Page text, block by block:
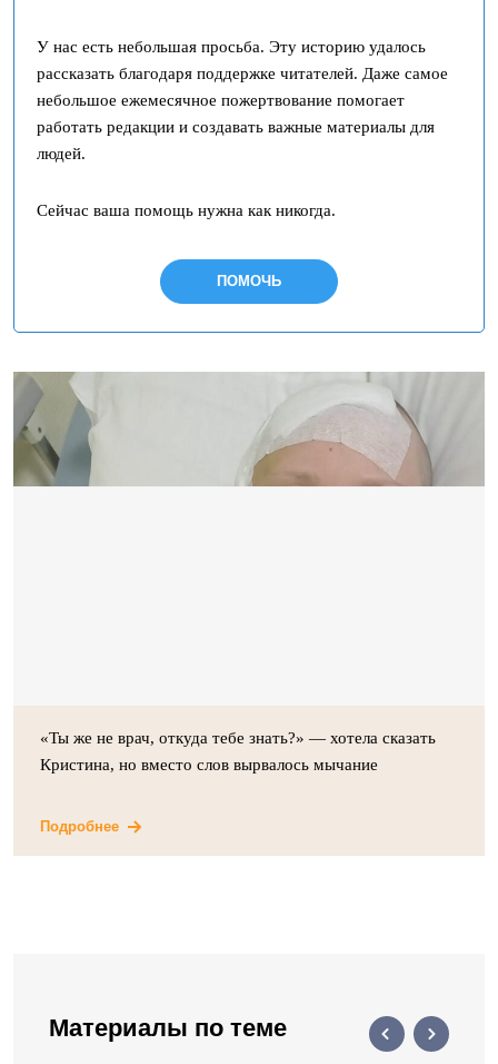
У нас есть небольшая просьба. Эту историю удалось
рассказать благодаря поддержке читателей. Даже самое
небольшое ежемесячное пожертвование помогает
работать редакции и создавать важные материалы для
людей.
Сейчас ваша помощь нужна как никогда.
ПОМОЧЬ
«Ты же не врач, откуда тебе знать?» — хотела сказать
Кристина, но вместо слов вырвалось мычание
Подробнее
Материалы по теме